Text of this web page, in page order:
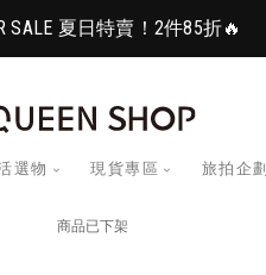
SALE 夏日特賣！2件85折🔥
選物 現貨專區 旅拍企劃
商品已下架